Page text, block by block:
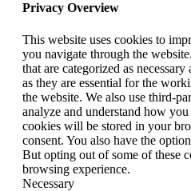
Privacy Overview
This website uses cookies to
you navigate through the
that are categorized as
as they are essential for the
the website. We also use third-
analyze and understand how
cookies will be stored in your
consent. You also have the
But opting out of some of these
browsing experience.
Necessary